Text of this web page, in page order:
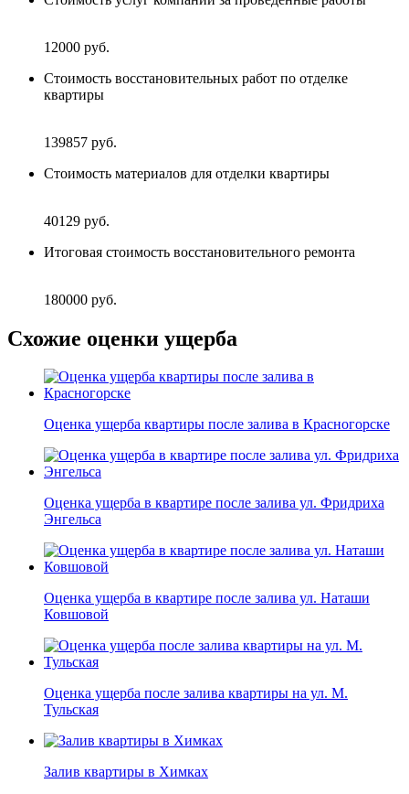
12000 руб.
Стоимость восстановительных работ по отделке
квартиры
139857 руб.
Стоимость материалов для отделки квартиры
40129 руб.
Итоговая стоимость восстановительного ремонта
180000 руб.
Схожие оценки ущерба
Оценка ущерба квартиры после залива в Красногорске
Оценка ущерба в квартире после залива ул. Фридриха
Энгельса
Оценка ущерба в квартире после залива ул. Наташи
Ковшовой
Оценка ущерба после залива квартиры на ул. М.
Тульская
Залив квартиры в Химках